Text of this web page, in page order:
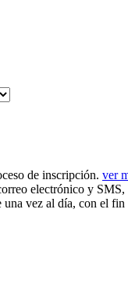
de inscripción. ver
electrónico y SMS,
vez al día, con el